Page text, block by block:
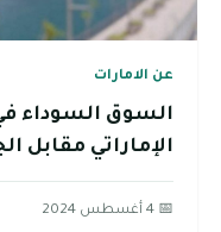
عن الامارات
السوق السوداء
الإماراتي مقابل
📅 4 أغسطس 2024